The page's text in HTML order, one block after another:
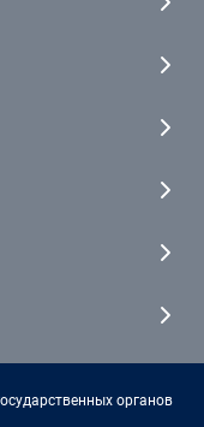
органов